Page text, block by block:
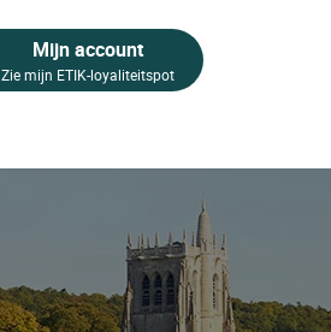
Mijn account
Zie mijn ETIK-loyaliteitspot